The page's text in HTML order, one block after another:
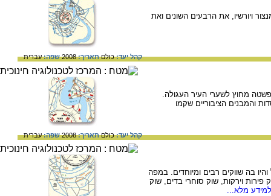
ויורשיו, את הרבעים השונים ואת
קהל יעד:כולםתאריך:2008 שפה:עברית
והתפשטה מחוץ לשערי העיר העגולה.
והמבנים הציבוריים שקמו
קהל יעד:כולםתאריך:2008 שפה:עברית
והיו בה שווקים רבים ומיוחדים. במפה
פירות וירקות, שוק סוחרי בדים, שוק
מלא...